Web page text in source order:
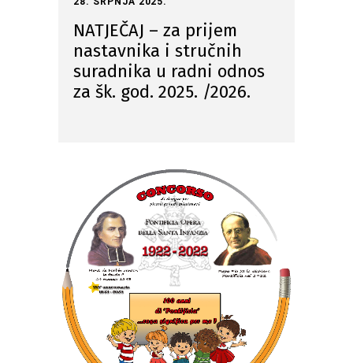
NATJEČAJ – za prijem
nastavnika i stručnih
suradnika u radni odnos
za šk. god. 2025. /2026.